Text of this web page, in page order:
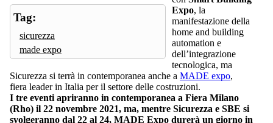
Tag:
sicurezza
made expo
Expo, la
manifestazione della
home and building
automation e
dell’integrazione
tecnologica, ma
Sicurezza si terrà in contemporanea anche a MADE expo,
fiera leader in Italia per il settore delle costruzioni.
I tre eventi apriranno in contemporanea a Fiera Milano
(Rho) il 22 novembre 2021, ma, mentre Sicurezza e SBE si
svolgeranno dal 22 al 24, MADE Expo durerà un giorno in